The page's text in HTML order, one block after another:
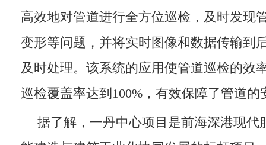
高效地对管道进行全方位巡检，及时发现
变形等问题，并将实时图像和数据传输到
及时处理。该系统的应用使管道巡检的效
巡检覆盖率达到100%，有效保障了管道的
据了解，一丹中心项目是前海深港现代